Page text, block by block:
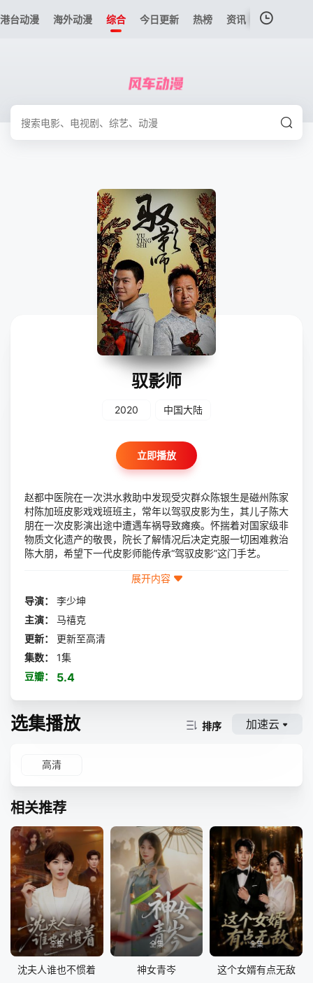
港台动漫 海外动漫 综合 今日更新 热榜 资讯
驭影师
2020 中国大陆
立即播放
赵都中医院在一次洪水救助中发现受灾群众陈银生是磁州陈家
村陈加班皮影戏戏班班主，常年以驾驭皮影为生，其儿子陈大
朋在一次皮影演出途中遭遇车祸导致瘫痪。怀揣着对国家级非
物质文化遗产的敬畏，院长了解情况后决定克服一切困难救治
陈大朋，希望下一代皮影师能传承“驾驭皮影”这门手艺。
展开内容
导演：
李少坤
主演：
马禧克
更新：
更新至高清
集数：
1集
豆瓣：
5.4
选集播放 排序 加速云
高清
相关推荐
全集
沈夫人谁也不惯着
全集
神女青岑
全集
这个女婿有点无敌